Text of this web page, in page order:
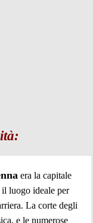
era la capitale
il luogo ideale per
La corte degli
e le numerose